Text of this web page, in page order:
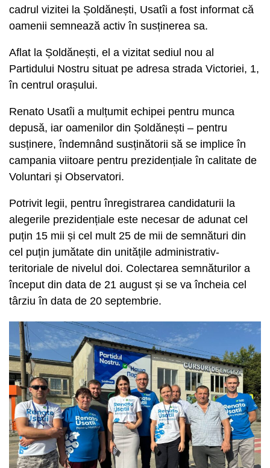
cadrul vizitei la Șoldănești, Usatîi a fost informat că
oamenii semnează activ în susținerea sa.
Aflat la Șoldănești, el a vizitat sediul nou al
Partidului Nostru situat pe adresa strada Victoriei, 1,
în centrul orașului.
Renato Usatîi a mulțumit echipei pentru munca
depusă, iar oamenilor din Șoldănești – pentru
susținere, îndemnând susținătorii să se implice în
campania viitoare pentru prezidențiale în calitate de
Voluntari și Observatori.
Potrivit legii, pentru înregistrarea candidaturii la
alegerile prezidențiale este necesar de adunat cel
puțin 15 mii și cel mult 25 de mii de semnături din
cel puțin jumătate din unitățile administrativ-
teritoriale de nivelul doi. Colectarea semnăturilor a
început din data de 21 august și se va încheia cel
târziu în data de 20 septembrie.